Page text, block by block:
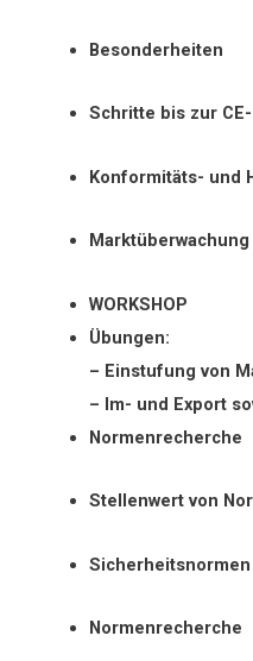
Besonderheiten
Schritte bis zur
Konformitäts- und
Marktüberwachung
WORKSHOP
Übungen:
– Einstufung von
– Im- und Export
Normenrecherche
Stellenwert von
Sicherheitsnormen
Normenrecherche